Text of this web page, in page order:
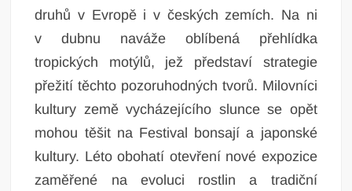
druhů v Evropě i v českých zemích. Na ni
v dubnu naváže oblíbená přehlídka
tropických motýlů, jež představí strategie
přežití těchto pozoruhodných tvorů. Milovníci
kultury země vycházejícího slunce se opět
mohou těšit na Festival bonsají a japonské
kultury. Léto obohatí otevření nové expozice
zaměřené na evoluci rostlin a tradiční